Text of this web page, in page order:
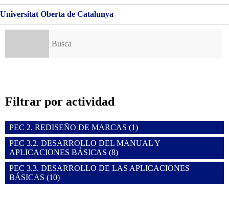
Universitat Oberta de Catalunya
Filtrar por actividad
PEC 2. REDISEÑO DE MARCAS (1)
PEC 3.2. DESARROLLO DEL MANUAL Y
APLICACIONES BÁSICAS (8)
PEC 3.3. DESARROLLO DE LAS APLICACIONES
BÁSICAS (10)